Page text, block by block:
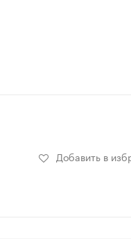
Добавить в